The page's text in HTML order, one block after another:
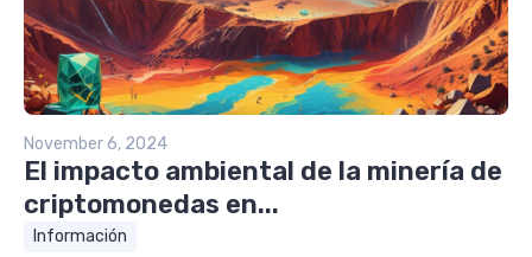
November 6, 2024
El impacto ambiental de la minería de
criptomonedas en...
Información